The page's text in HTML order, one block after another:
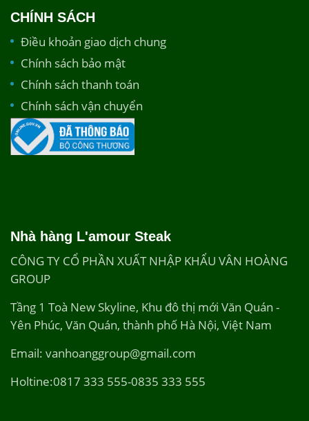
CHÍNH SÁCH
Điều khoản giao dịch chung
Chính sách bảo mật
Chính sách thanh toán
Chính sách vận chuyển
Nhà hàng L'amour Steak
CÔNG TY CỔ PHẦN XUẤT NHẬP KHẨU VÂN HOÀNG
GROUP
Tầng 1 Toà New Skyline, Khu đô thị mới Văn Quán -
Yên Phúc, Văn Quán, thành phố Hà Nội, Việt Nam
Email: vanhoanggroup@gmail.com
Holtine:0817 333 555-0835 333 555